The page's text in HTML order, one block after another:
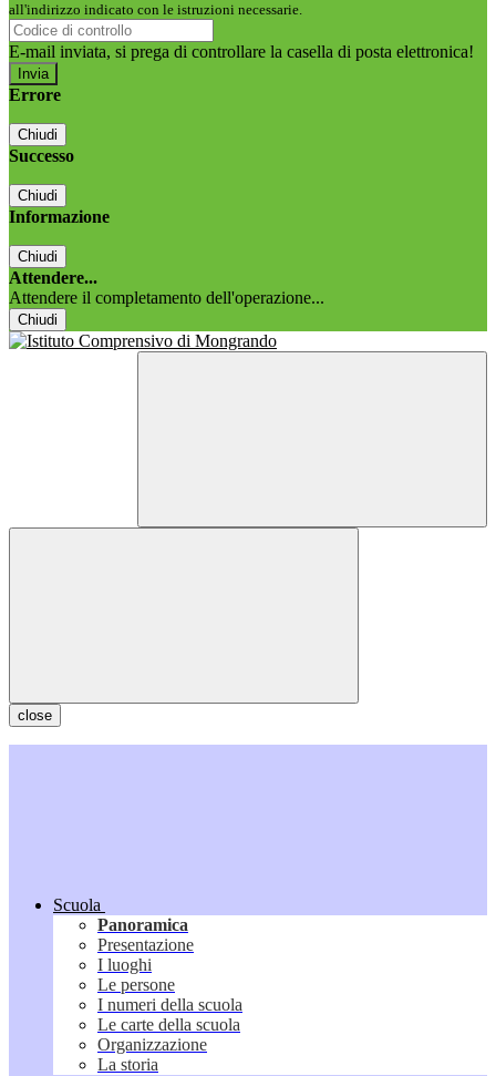
all'indirizzo indicato con le istruzioni necessarie.
E-mail inviata, si prega di controllare la casella di posta elettronica!
Errore
Chiudi
Successo
Chiudi
Informazione
Chiudi
Attendere...
Attendere il completamento dell'operazione...
Chiudi
close
Scuola
Panoramica
Presentazione
I luoghi
Le persone
I numeri della scuola
Le carte della scuola
Organizzazione
La storia